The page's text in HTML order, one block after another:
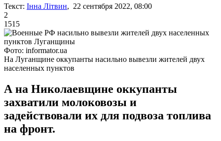
Текст: Інна Літвин, 22 сентября 2022, 08:00
2
1515
Фото: informator.ua
На Луганщине оккупанты насильно вывезли жителей двух
населенных пунктов
А на Николаевщине оккупанты
захватили молоковозы и
задействовали их для подвоза топлива
на фронт.